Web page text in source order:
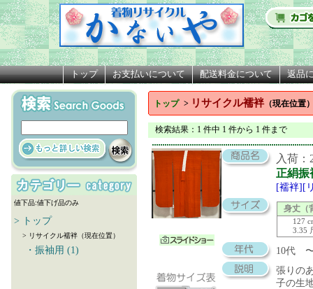
トップ お支払いについて 配送料金について 返品
値下品:値下げ品のみ
> トップ
> リサイクル襦袢（現在位置）
・振袖用 (1)
トップ > リサイクル襦袢（現在位置
検索結果 ：1 件中 1 件から 1 件まで
入荷：
正絹振
[襦袢][
身丈（
127
3.35
10代
張りの
子の生